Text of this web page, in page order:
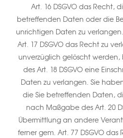
Art. 16 DSGVO das Recht,
betreffenden Daten oder die
unrichtigen Daten zu
Art. 17 DSGVO das Recht zu
unverzüglich gelöscht
des Art. 18 DSGVO eine
Daten zu verlangen. Sie
die Sie betreffenden Daten,
nach Maßgabe des Art. 20
Übermittlung an andere
ferner gem. Art. 77 DSGVO